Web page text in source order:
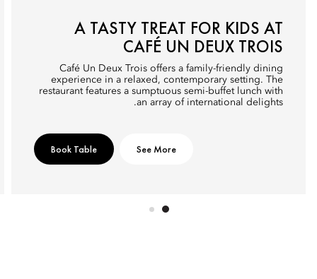
A TASTY TREAT FOR KIDS AT
CAFÉ UN DEUX TROIS
Café Un Deux Trois offers a family-friendly dining
experience in a relaxed, contemporary setting. The
restaurant features a sumptuous semi-buffet lunch with
an array of international delights.
See More
Book Table